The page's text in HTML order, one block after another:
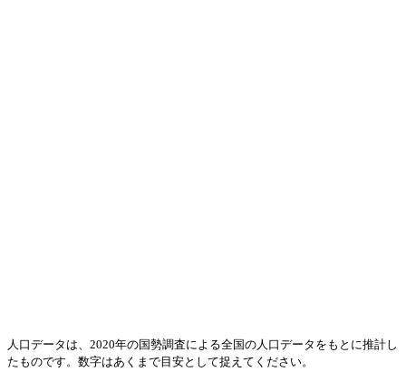
人口データは、2020年の国勢調査による全国の人口データをもとに推計し
たものです。数字はあくまで目安として捉えてください。